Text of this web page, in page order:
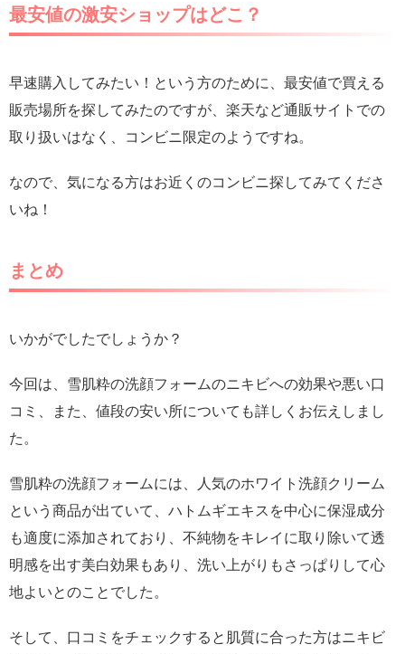
最安値の激安ショップはどこ？
早速購入してみたい！という方のために、最安値で買える
販売場所を探してみたのですが、楽天など通販サイトでの
取り扱いはなく、コンビニ限定のようですね。
なので、気になる方はお近くのコンビニ探してみてくださ
いね！
まとめ
いかがでしたでしょうか？
今回は、雪肌粋の洗顔フォームのニキビへの効果や悪い口
コミ、また、値段の安い所についても詳しくお伝えしまし
た。
雪肌粋の洗顔フォームには、人気のホワイト洗顔クリーム
という商品が出ていて、ハトムギエキスを中心に保湿成分
も適度に添加されており、不純物をキレイに取り除いて透
明感を出す美白効果もあり、洗い上がりもさっぱりして心
地よいとのことでした。
そして、口コミをチェックすると肌質に合った方はニキビ